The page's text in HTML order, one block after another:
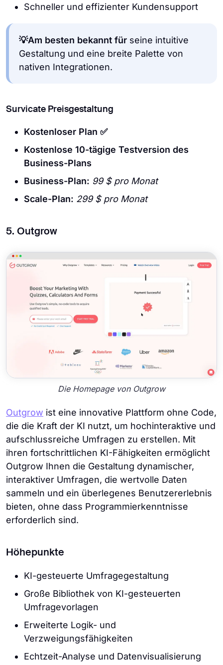
Schneller und effizienter Kundensupport
💡Am besten bekannt für seine intuitive
Gestaltung und eine breite Palette von
nativen Integrationen.
Survicate Preisgestaltung
Kostenloser Plan ✅
Kostenlose 10-tägige Testversion des
Business-Plans
Business-Plan: 99 $ pro Monat
Scale-Plan: 299 $ pro Monat
5. Outgrow
Die Homepage von Outgrow
Outgrow ist eine innovative Plattform ohne Code,
die die Kraft der KI nutzt, um hochinteraktive und
aufschlussreiche Umfragen zu erstellen. Mit
ihren fortschrittlichen KI-Fähigkeiten ermöglicht
Outgrow Ihnen die Gestaltung dynamischer,
interaktiver Umfragen, die wertvolle Daten
sammeln und ein überlegenes Benutzererlebnis
bieten, ohne dass Programmierkenntnisse
erforderlich sind.
Höhepunkte
KI-gesteuerte Umfragegestaltung
Große Bibliothek von KI-gesteuerten
Umfragevorlagen
Erweiterte Logik- und
Verzweigungsfähigkeiten
Echtzeit-Analyse und Datenvisualisierung